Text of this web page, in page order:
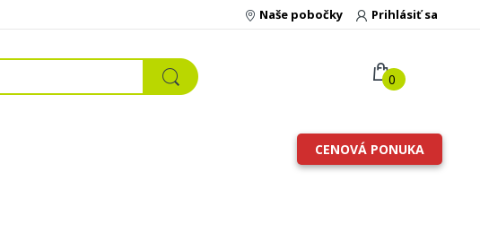
Prihlásiť sa
Naše pobočky
0
CENOVÁ PONUKA